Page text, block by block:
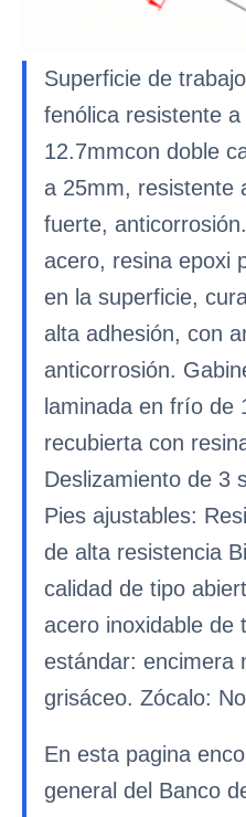
Superficie de
fenólica resistente
12.7mmcon doble
a 25mm, resistente
fuerte,
acero, resina epoxi
en la superficie,
alta adhesión, con
anticorrosión.
laminada en frío de
recubierta con
Deslizamiento de 3
Pies ajustables:
de alta resistencia
calidad de tipo
acero inoxidable de
estándar: encimera
grisáceo. Zócalo:
En esta pagina
general del Banco